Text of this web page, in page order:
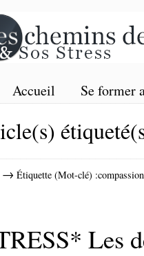
Accueil Se former
→ Étiquette (Mot-clé) :compassion
Les